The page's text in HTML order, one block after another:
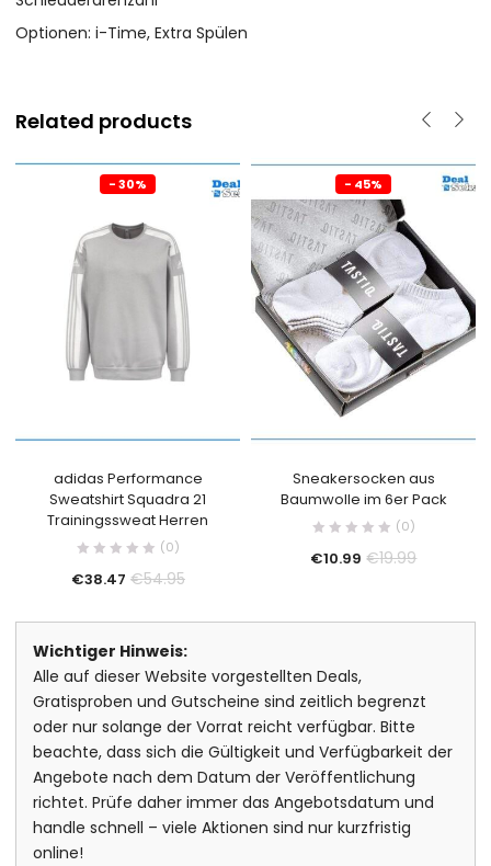
Optionen: i-Time, Extra Spülen
Related products
- 30%
adidas Performance
Sweatshirt Squadra 21
Trainingssweat Herren
(0)
€38.47 €54.95
- 45%
Sneakersocken aus
Baumwolle im 6er Pack
(0)
€10.99 €19.99
Wichtiger Hinweis:
Alle auf dieser Website vorgestellten Deals,
Gratisproben und Gutscheine sind zeitlich begrenzt
oder nur solange der Vorrat reicht verfügbar. Bitte
beachte, dass sich die Gültigkeit und Verfügbarkeit der
Angebote nach dem Datum der Veröffentlichung
richtet. Prüfe daher immer das Angebotsdatum und
handle schnell – viele Aktionen sind nur kurzfristig
online!